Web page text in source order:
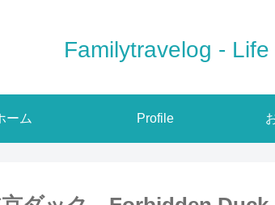
Familytravelog -
ーム Profile